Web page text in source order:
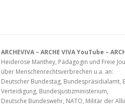
ARCHEVIVA – ARCHE VIVA YouTube –
Heiderose Manthey, Pädagogin und Freie
über Menschenrechtsverbrechen u.a. an:
Deutscher Bundestag, Bundespräsidialamt,
Verteidigung, Bundesjustizministerium,
Deutsche Bundeswehr, NATO, Militär der